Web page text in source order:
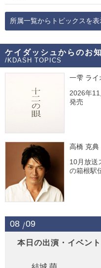
所属一覧からトピックスを表
ケイダッシュからのお
/KDASH TOPICS
一雫 ライ
2026年
発売
高橋 克典
10月放送
の箱根駅
08 09
本日の出演・イベント